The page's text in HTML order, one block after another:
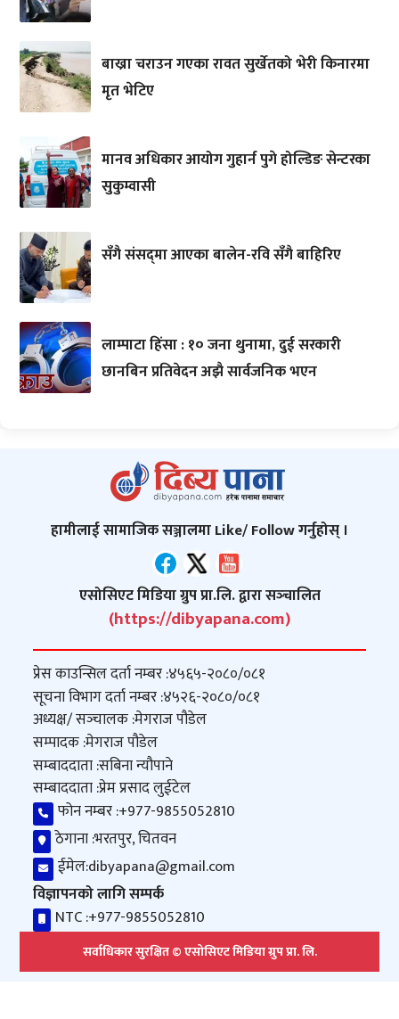
बाख्रा चराउन गएका रावत सुर्खेतको भेरी किनारमा
मृत भेटिए
मानव अधिकार आयोग गुहार्न पुगे होल्डिङ सेन्टरका
सुकुम्वासी
सँगै संसद्‌मा आएका बालेन-रवि सँगै बाहिरिए
लाम्पाटा हिंसा : १० जना थुनामा, दुई सरकारी
छानबिन प्रतिवेदन अझै सार्वजनिक भएन
हामीलाई सामाजिक सञ्जालमा Like/ Follow गर्नुहोस् ।
एसोसिएट मिडिया ग्रुप प्रा.लि. द्वारा सञ्‍चालित
(https://dibyapana.com)
प्रेस काउन्सिल दर्ता नम्बर :४५६५-२०८०/०८१
सूचना विभाग दर्ता नम्बर :४५२६-२०८०/०८१
अध्यक्ष/ सञ्‍चालक :मेगराज पौडेल
सम्पादक :मेगराज पौडेल
सम्बाददाता :सबिना न्यौपाने
सम्बाददाता :प्रेम प्रसाद लुईटेल
फोन नम्बर :+977-9855052810
ठेगाना :भरतपुर, चितवन
ईमेल:dibyapana@gmail.com
विज्ञापनको लागि सम्पर्क
NTC :+977-9855052810
सर्वाधिकार सुरक्षित © एसोसिएट मिडिया ग्रुप प्रा. लि.